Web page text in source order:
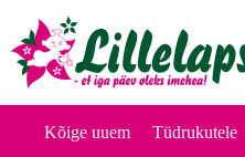
content
Kõige uuem Tüdrukutele